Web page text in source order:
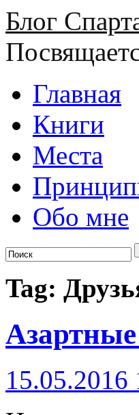
Блог
Главная
Книги
Места
Обо мне
Tag:
15.05.2016